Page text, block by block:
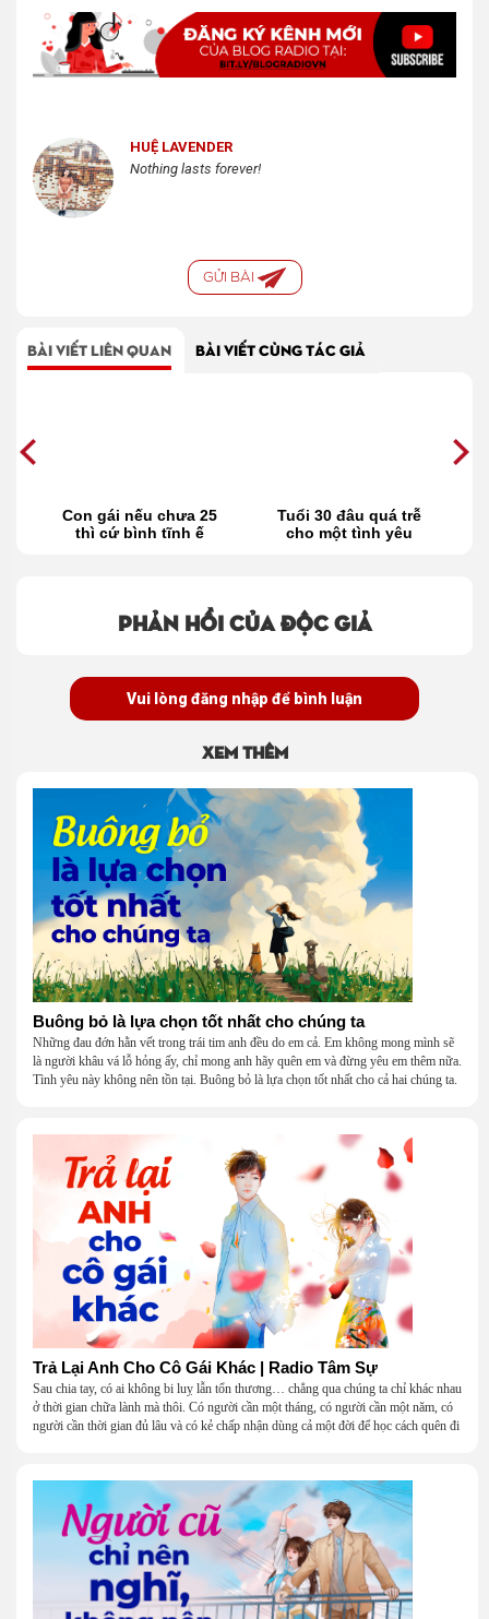
HUỆ LAVENDER
Nothing lasts forever!
GỬI BÀI
BÀI VIẾT LIÊN QUAN BÀI VIẾT CÙNG TÁC GIẢ
Con gái nếu chưa 25
thì cứ bình tĩnh ế
Tuổi 30 đâu quá trễ
cho một tình yêu
Phản hồi của độc giả
Vui lòng đăng nhập để bình luận
Xem thêm
Buông bỏ là lựa chọn tốt nhất cho chúng ta
Những đau đớn hằn vết trong trái tim anh đều do em cả. Em không mong mình sẽ
là người khâu vá lỗ hỏng ấy, chỉ mong anh hãy quên em và đừng yêu em thêm nữa.
Tình yêu này không nên tồn tại. Buông bỏ là lựa chọn tốt nhất cho cả hai chúng ta.
Trả Lại Anh Cho Cô Gái Khác | Radio Tâm Sự
Sau chia tay, có ai không bi luỵ lẫn tổn thương… chẳng qua chúng ta chỉ khác nhau
ở thời gian chữa lành mà thôi. Có người cần một tháng, có người cần một năm, có
người cần thời gian đủ lâu và có kẻ chấp nhận dùng cả một đời để học cách quên đi